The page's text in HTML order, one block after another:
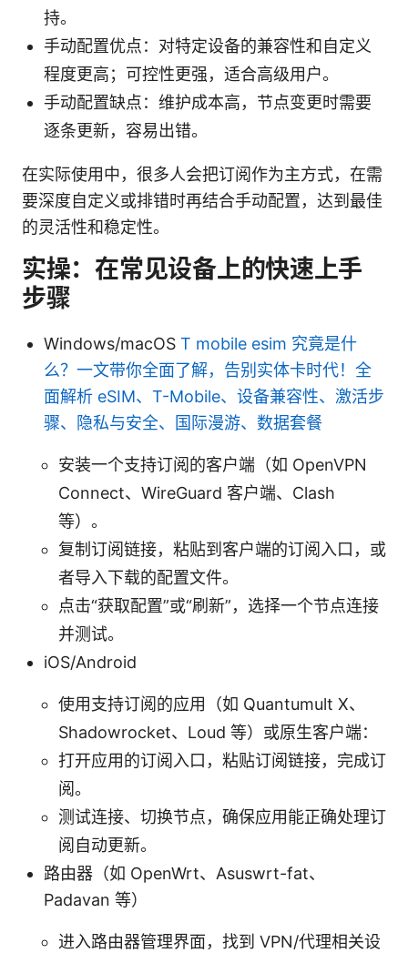
持。
手动配置优点：对特定设备的兼容性和自定义
程度更高；可控性更强，适合高级用户。
手动配置缺点：维护成本高，节点变更时需要
逐条更新，容易出错。
在实际使用中，很多人会把订阅作为主方式，在需
要深度自定义或排错时再结合手动配置，达到最佳
的灵活性和稳定性。
实操：在常见设备上的快速上手
步骤
Windows/macOS T mobile esim 究竟是什
么？一文带你全面了解，告别实体卡时代！全
面解析 eSIM、T-Mobile、设备兼容性、激活步
骤、隐私与安全、国际漫游、数据套餐
安装一个支持订阅的客户端（如 OpenVPN
Connect、WireGuard 客户端、Clash
等）。
复制订阅链接，粘贴到客户端的订阅入口，或
者导入下载的配置文件。
点击“获取配置”或“刷新”，选择一个节点连接
并测试。
iOS/Android
使用支持订阅的应用（如 Quantumult X、
Shadowrocket、Loud 等）或原生客户端：
打开应用的订阅入口，粘贴订阅链接，完成订
阅。
测试连接、切换节点，确保应用能正确处理订
阅自动更新。
路由器（如 OpenWrt、Asuswrt-fat、
Padavan 等）
进入路由器管理界面，找到 VPN/代理相关设